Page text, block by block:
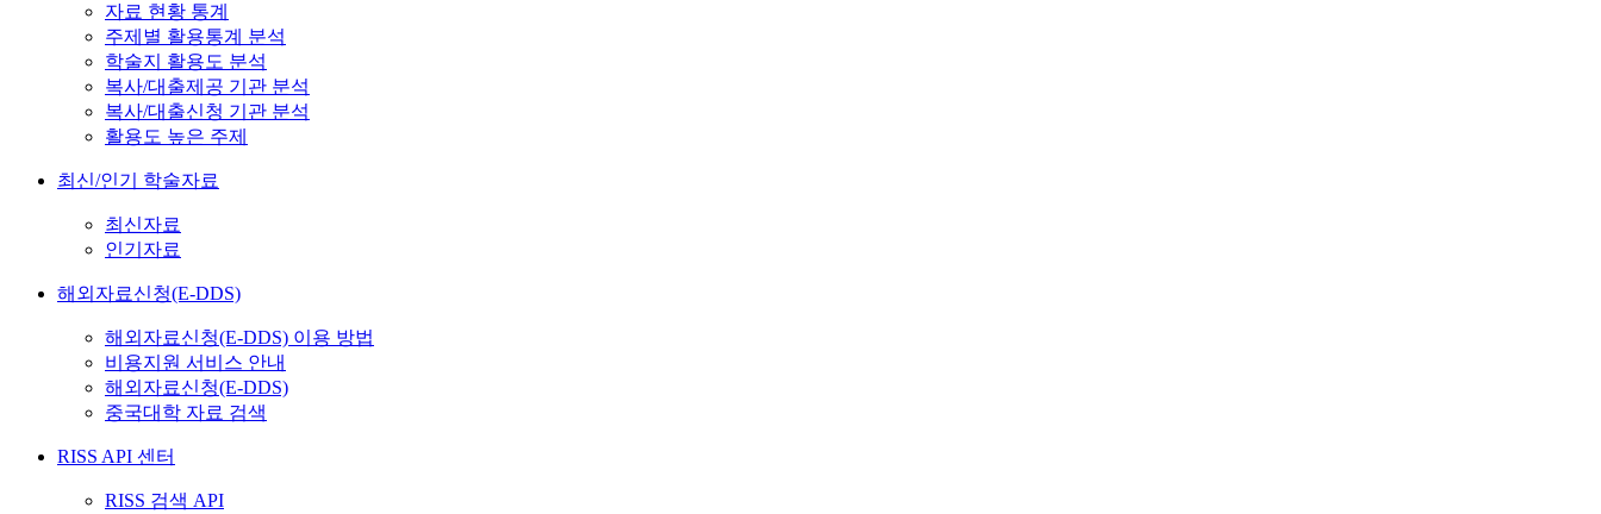
자료 현황 통계
주제별 활용통계 분석
학술지 활용도 분석
복사/대출제공 기관 분석
복사/대출신청 기관 분석
활용도 높은 주제
최신/인기 학술자료
최신자료
인기자료
해외자료신청(E-DDS)
해외자료신청(E-DDS) 이용 방법
비용지원 서비스 안내
해외자료신청(E-DDS)
중국대학 자료 검색
RISS API 센터
RISS 검색 API